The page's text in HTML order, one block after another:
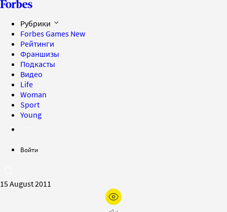
Рубрики
Forbes Games New
Рейтинги
Франшизы
Подкасты
Видео
Life
Woman
Sport
Young
Войти
15 August 2011